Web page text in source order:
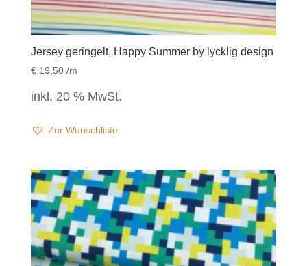
Jersey geringelt, Happy Summer by lycklig design
€19,50/m
inkl. 20 % MwSt.
Zur Wunschliste